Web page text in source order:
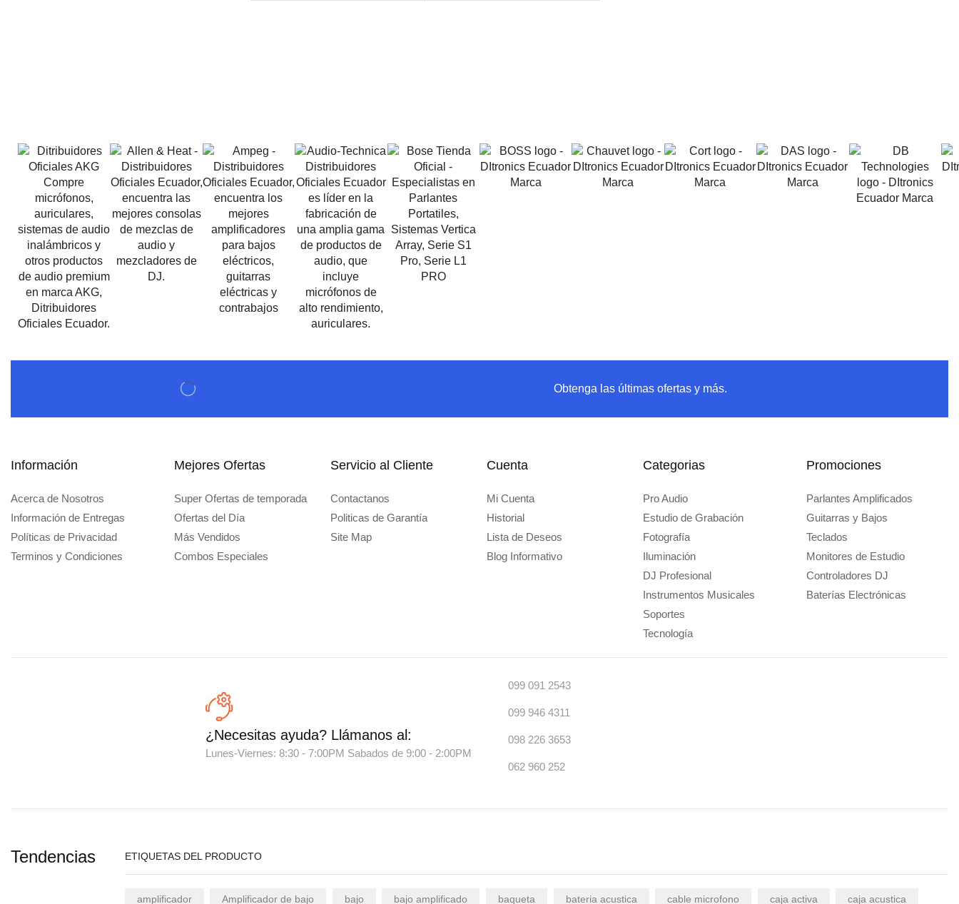
Obtenga las últimas ofertas y más.
Información
Acerca de Nosotros
Información de Entregas
Políticas de Privacidad
Terminos y Condiciones
Mejores Ofertas
Super Ofertas de temporada
Ofertas del Día
Más Vendidos
Combos Especiales
Servicio al Cliente
Contactanos
Politicas de Garantía
Site Map
Cuenta
Mi Cuenta
Historial
Lista de Deseos
Blog Informativo
Categorias
Pro Audio
Estudio de Grabación
Fotografía
Iluminación
DJ Profesional
Instrumentos Musicales
Soportes
Tecnología
Promociones
Parlantes Amplificados
Guitarras y Bajos
Teclados
Monitores de Estudio
Controladores DJ
Baterías Electrónicas
¿Necesitas ayuda?Llámanos al:
Lunes-Viernes: 8:30 - 7:00PM Sabados de 9:00 - 2:00PM
099 091 2543
099 946 4311
098 226 3653
062 960 252
Tendencias ETIQUETAS DEL PRODUCTO
amplificador Amplificador de bajo bajo bajo amplificado baqueta bateria acustica cable microfono caja activa caja acustica